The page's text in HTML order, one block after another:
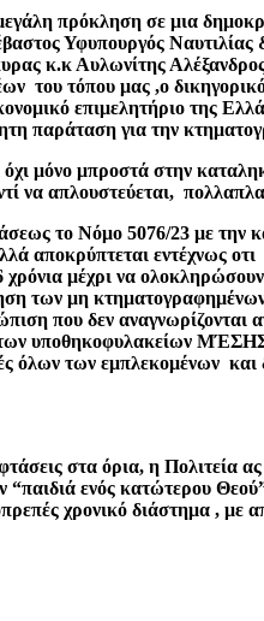
πρόκληση σε μια
Υφυπουργός
κ.κ Αυλωνίτης
του τόπου μας ,ο
επιμελητήριο της
παράταση για την
όχι μόνο μπροστά στην
να απλουστεύεται,
το Νόμο 5076/23 με την
αποκρύπτεται εντέχνως
6 χρόνια μέχρι να
των μη κτηματογραφημένων
που δεν αναγνωρίζονται
των υποθηκοφυλακείων
όλων των εμπλεκομένων
στα όρια, η Πολιτεία
“παιδιά ενός κατώτερου
χρονικό διάστημα ,